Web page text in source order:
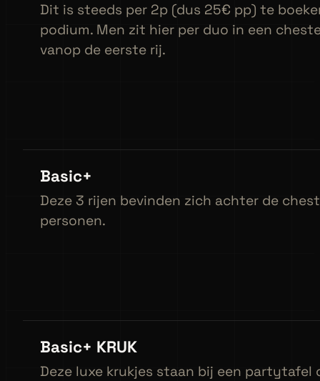
Dit is steeds per 2p (dus 25€ pp) te
podium. Men zit hier per duo in een
vanop de eerste rij.
Basic+
Deze 3 rijen bevinden zich achter de
personen.
Basic+ KRUK
Deze luxe krukjes staan bij een